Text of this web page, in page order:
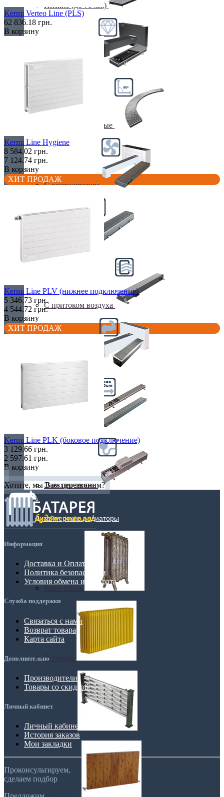
Низкие (до 70 мм)
Радиусные/Угловые
С вентилятором
С дренажем
С притоком воздуха
Самые мощные
Электрические
Дизайнерские радиаторы
Retro стиль
В тренде
Из камня
Kermi Verteo Line (PLS)
62 836.18 грн.
В корзину
Kermi Line Hygiene
8 584.02 грн.
7 124.74 грн.
В корзину
ХИТ ПРОДАЖ
Kermi Line PLV (нижнее подключение)
5 346.73 грн.
4 544.72 грн.
В корзину
ХИТ ПРОДАЖ
Kermi Line PLK (боковое подключение)
3 129.66 грн.
2 597.61 грн.
В корзину
Хотите, мы Вам перезвоним?
Информация
Доставка и Оплата
Политика безопасности
Условия обмена и возврата
Служба поддержки
Связаться с нами
Возврат товара
Карта сайта
Дополнительно
Производители
Товары со скидкой
Личный кабинет
Личный кабинет
История заказов
Мои закладки
Проконсультируем,
сделаем подбор